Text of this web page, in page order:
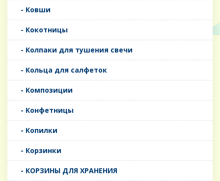
- Ковши
- Кокотницы
- Колпаки для тушения свечи
- Кольца для салфеток
- Композиции
- Конфетницы
- Копилки
- Корзинки
- КОРЗИНЫ ДЛЯ ХРАНЕНИЯ